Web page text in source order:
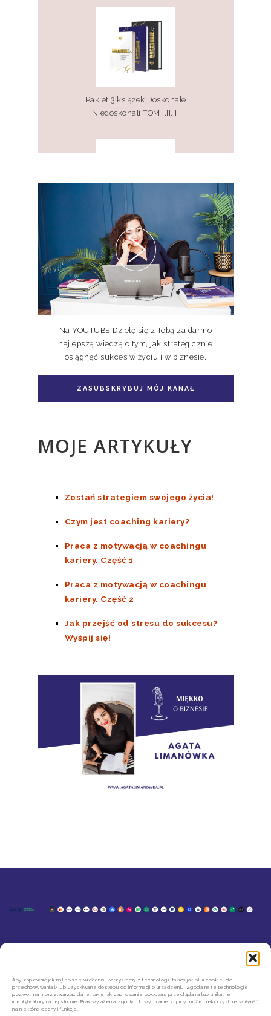
Aby zapewnić jak najlepsze wrażenia, korzystamy z technologii, takich jak pliki cookie, do
przechowywania i/lub uzyskiwania dostępu do informacji o urządzeniu. Zgoda na te technologie
pozwoli nam przetwarzać dane, takie jak zachowanie podczas przeglądania lub unikalne
identyfikatory na tej stronie. Brak wyrażenia zgody lub wycofanie zgody może niekorzystnie wpłynąć
na niektóre cechy i funkcje.
Pakiet 3 książek Doskonale
Niedoskonali TOM I,II,III
Pakiet 2 książek Doskonale
Niedoskonali TOM I, II
Pakiet książka + e-book Doskonale
Niedoskonali TOM II
Na YOUTUBE Dzielę się z Tobą za darmo
najlepszą wiedzą o tym, jak strategicznie
osiągnąć sukces w życiu i w biznesie.
ZASUBSKRYBUJ MÓJ KANAŁ
MOJE ARTYKUŁY
Zostań strategiem swojego życia!
Czym jest coaching kariery?
Praca z motywacją w coachingu
kariery. Część 1
Praca z motywacją w coachingu
kariery. Część 2
Jak przejść od stresu do sukcesu?
Wyśpij się!
REGULAMIN SKLEPU
POLITYKA PRYWATNOŚCI
REGULAMIN NEWSLETTERA